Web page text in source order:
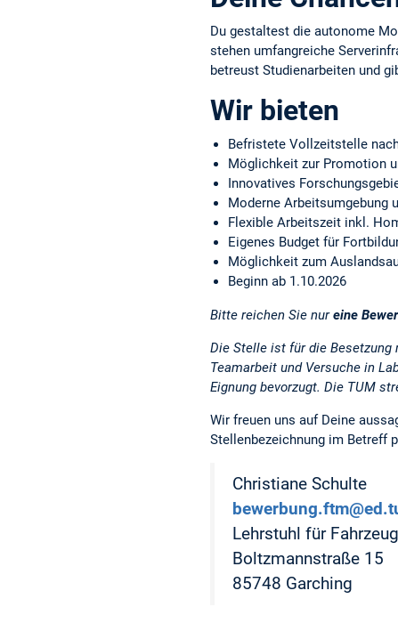
Du gestaltest die autonome
stehen umfangreiche
betreust Studienarbeiten und
Wir bieten
Befristete Vollzeitstelle
Möglichkeit zur Promotion
Innovatives
Moderne Arbeitsumgebung
Flexible Arbeitszeit inkl.
Eigenes Budget für
Möglichkeit zum
Beginn ab 1.10.2026
Bitte reichen Sie nureine
Die Stelle ist für die Besetzung
Teamarbeit und Versuche in
Eignung bevorzugt. Die TUM
Wir freuen uns auf Deine
Stellenbezeichnung im Betreff
Christiane Schulte
Lehrstuhl für
Boltzmannstraße 15
85748 Garching